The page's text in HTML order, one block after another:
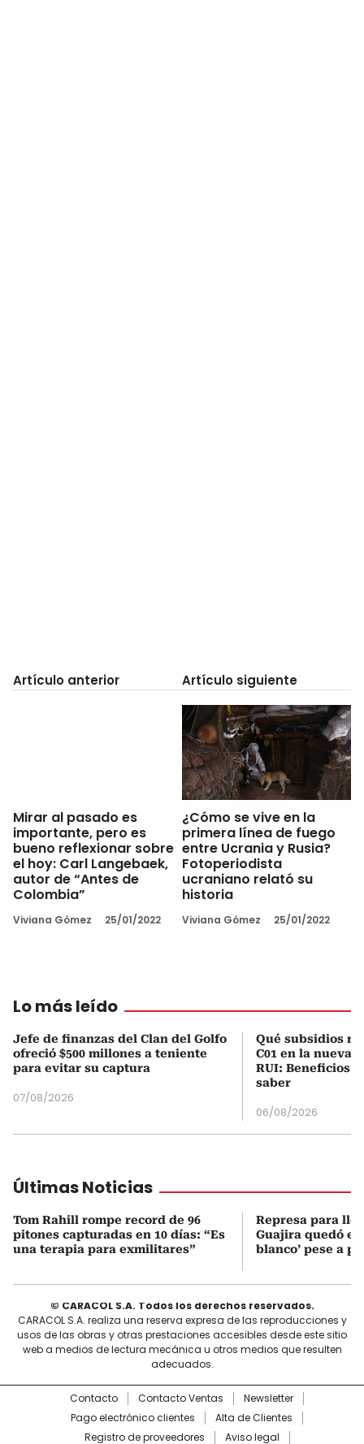
Artículo anterior
Mirar al pasado es
importante, pero es
bueno reflexionar sobre
el hoy: Carl Langebaek,
autor de “Antes de
Colombia”
Viviana Gómez 25/01/2022
Artículo siguiente
¿Cómo se vive en la
primera línea de fuego
entre Ucrania y Rusia?
Fotoperiodista
ucraniano relató su
historia
Viviana Gómez 25/01/2022
Lo más leído
Jefe de finanzas del Clan del Golfo
ofreció $500 millones a teniente
para evitar su captura
07/08/2026
Qué subsidios
C01 en la nueva
RUI: Beneficios
saber
06/08/2026
Últimas Noticias
Tom Rahill rompe record de 96
pitones capturadas en 10 días: “Es
una terapia para exmilitares”
Represa para
Guajira quedó en
blanco’ pese a
© CARACOL S.A. Todos los derechos reservados.
CARACOL S.A. realiza una reserva expresa de las reproducciones y
usos de las obras y otras prestaciones accesibles desde este sitio
web a medios de lectura mecánica u otros medios que resulten
adecuados.
Contacto Contacto Ventas
Newsletter
Pago electrónico clientes
Alta de Clientes
Registro de proveedores
Aviso legal